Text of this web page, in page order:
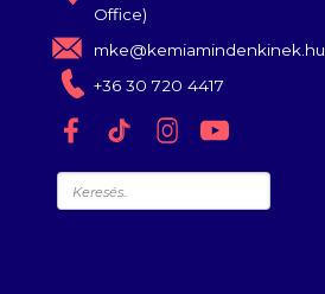
Office)
mke@kemiamindenkinek.hu
+36 30 720 4417
Keresés